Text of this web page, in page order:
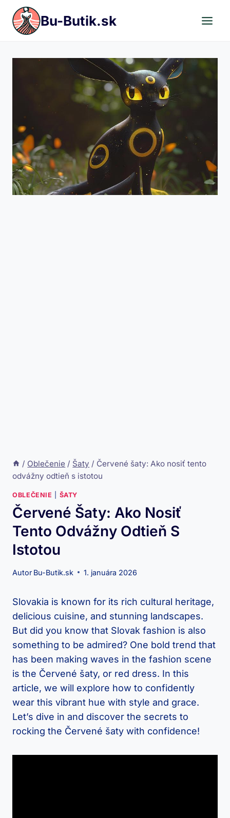
content
Bu-Butik.sk
/ Oblečenie / Šaty / Červené šaty: Ako nosiť tento
odvážny odtieň s istotou
OBLEČENIE ŠATY
Červené Šaty: Ako Nosiť
Tento Odvážny Odtieň S
Istotou
Autor Bu-Butik.sk 1. januára 2026
Slovakia⁢ is known for its rich ‍cultural heritage,
delicious cuisine, ‍and⁤ stunning landscapes.
But ⁣did you know that Slovak ​fashion is also
something to be admired? One bold trend that
has ⁢been ‌making ⁢waves in ⁢the fashion scene
⁤is the Červené šaty, or red dress. In ⁣this
article, ​we ​will explore ⁢how to confidently
wear this vibrant hue with​ style and ⁢grace.
‌Let’s dive ​in ‍and discover the secrets to
rocking the Červené ‍šaty⁣ with confidence!